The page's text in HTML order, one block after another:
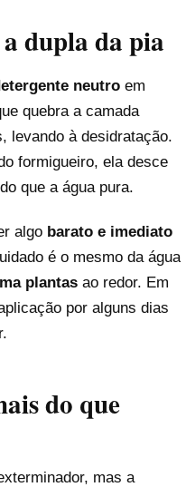
dupla da pia
neutro em
quebra a camada
levando à desidratação.
formigueiro, ela desce
que a água pura.
algo barato e imediato
é o mesmo da água
plantas ao redor. Em
por alguns dias
do que
mas a